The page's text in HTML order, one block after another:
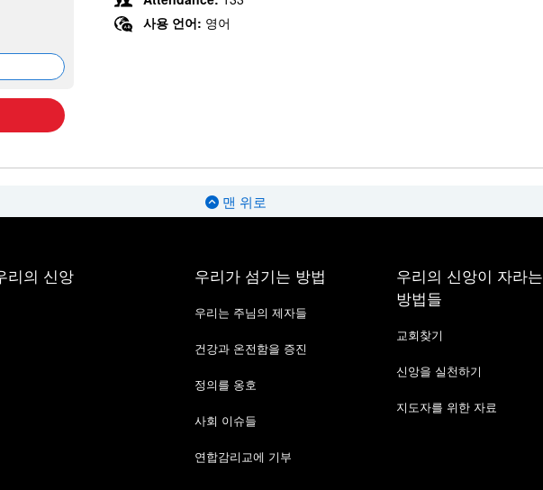
사용 언어: 영어
맨 위로
리의 신앙 우리가 섬기는 방법
우리는 주님의 제자들
건강과 온전함을 증진
정의를 옹호
사회 이슈들
연합감리교에 기부
우리의 신앙이 자라는
방법들
교회찾기
신앙을 실천하기
지도자를 위한 자료